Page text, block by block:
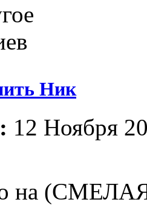
Ник
12 Ноября
на